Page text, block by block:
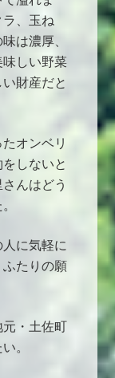
、玉ね
は濃厚、
しい野菜
財産だと
オンベリ
しないと
んはどう
に気軽に
たりの願
元・土佐町
。